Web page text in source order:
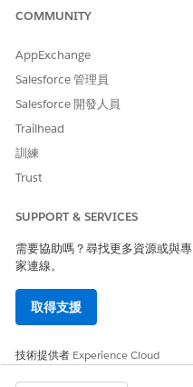
COMMUNITY
AppExchange
Salesforce 管理員
Salesforce 開發人員
Trailhead
訓練
Trust
SUPPORT & SERVICES
需要協助嗎？尋找更多資源或與專
家連線。
取得支援
技術提供者 Experience Cloud